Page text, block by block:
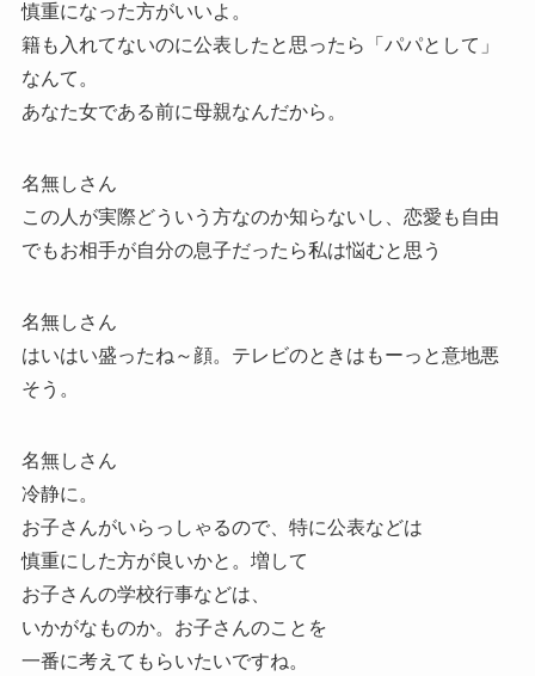
慎重になった方がいいよ。
籍も入れてないのに公表したと思ったら「パパとして」
なんて。
あなた女である前に母親なんだから。
名無しさん
この人が実際どういう方なのか知らないし、恋愛も自由
でもお相手が自分の息子だったら私は悩むと思う
名無しさん
はいはい盛ったね～顔。テレビのときはもーっと意地悪
そう。
名無しさん
冷静に。
お子さんがいらっしゃるので、特に公表などは
慎重にした方が良いかと。増して
お子さんの学校行事などは、
いかがなものか。お子さんのことを
一番に考えてもらいたいですね。